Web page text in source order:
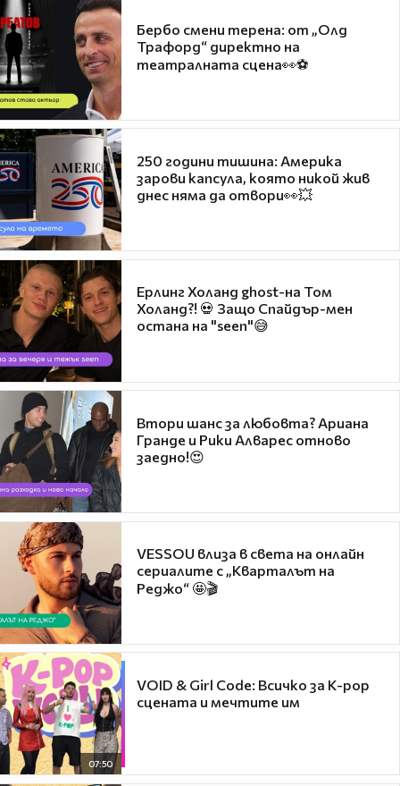
Бербо смени терена: от „Олд
Трафорд“ директно на
театралната сцена👀⚽
250 години тишина: Америка
зарови капсула, която никой жив
днес няма да отвори👀💥
Ерлинг Холанд ghost-на Том
Холанд?! 💀 Защо Спайдър-мен
остана на "seen"😅
Втори шанс за любовта? Ариана
Гранде и Рики Алварес отново
заедно!😍
VESSOU влиза в света на онлайн
сериалите с „Кварталът на
Реджо“ 🤩🎬
07:50
VOID & Girl Code: Всичко за K-pop
сцената и мечтите им